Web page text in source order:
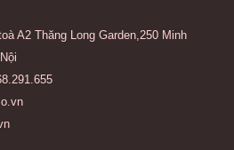
A2 Thăng Long Garden,250 Minh